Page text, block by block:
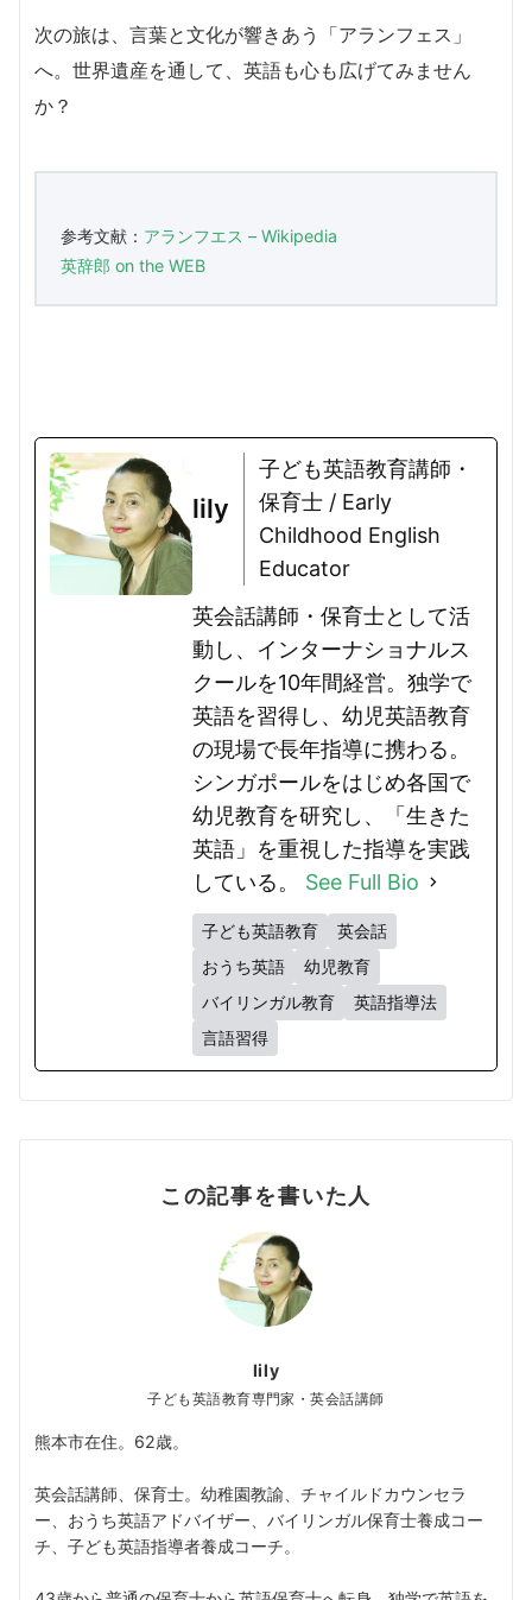
次の旅は、言葉と文化が響きあう「アランフェス」
へ。世界遺産を通して、英語も心も広げてみません
か？
参考文献： アランフエス – Wikipedia
英辞郎 on the WEB
lily
子ども英語教育講師・
保育士 / Early
Childhood English
Educator
英会話講師・保育士として活
動し、インターナショナルス
クールを10年間経営。独学で
英語を習得し、幼児英語教育
の現場で長年指導に携わる。
シンガポールをはじめ各国で
幼児教育を研究し、「生きた
英語」を重視した指導を実践
している。 See Full Bio
子ども英語教育
英会話
おうち英語
幼児教育
バイリンガル教育
英語指導法
言語習得
この記事を書いた人
lily
子ども英語教育専門家・英会話講師
熊本市在住。62歳。
英会話講師、保育士。幼稚園教諭、チャイルドカウンセラ
ー、おうち英語アドバイザー、バイリンガル保育士養成コー
チ、子ども英語指導者養成コーチ。